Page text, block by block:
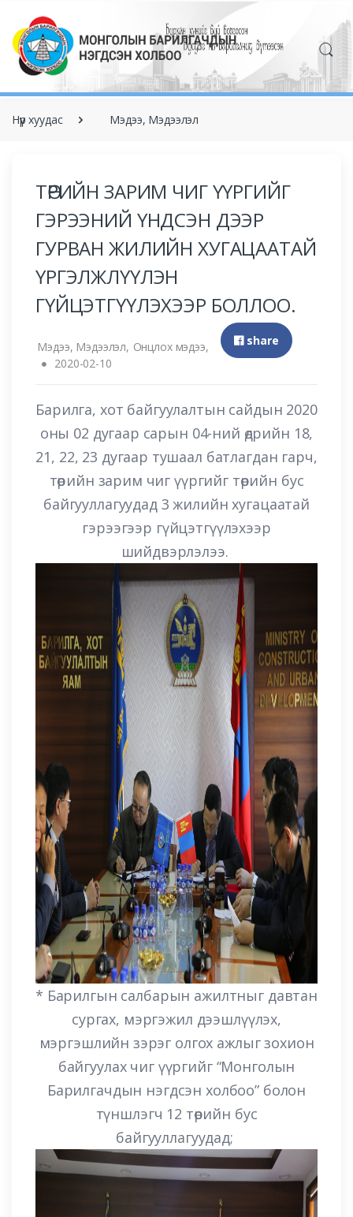
Нүүр хуудас Мэдээ, Мэдээлэл
ТӨРИЙН ЗАРИМ ЧИГ ҮҮРГИЙГ
ГЭРЭЭНИЙ ҮНДСЭН ДЭЭР
ГУРВАН ЖИЛИЙН ХУГАЦААТАЙ
ҮРГЭЛЖЛҮҮЛЭН
ГҮЙЦЭТГҮҮЛЭХЭЭР БОЛЛОО.
share
Мэдээ, Мэдээлэл, Онцлох мэдээ,
2020-02-10
Барилга, хот байгуулалтын сайдын 2020
оны 02 дугаар сарын 04-ний өдрийн 18,
21, 22, 23 дугаар тушаал батлагдан гарч,
төрийн зарим чиг үүргийг төрийн бус
байгууллагуудад 3 жилийн хугацаатай
гэрээгээр гүйцэтгүүлэхээр
шийдвэрлэлээ.
* Барилгын салбарын ажилтныг давтан
сургах, мэргэжил дээшлүүлэх,
мэргэшлийн зэрэг олгох ажлыг зохион
байгуулах чиг үүргийг “Монголын
Барилгачдын нэгдсэн холбоо” болон
түншлэгч 12 төрийн бус
байгууллагуудад;